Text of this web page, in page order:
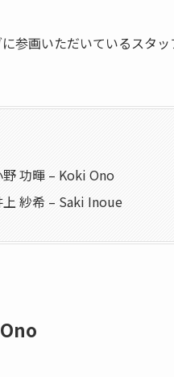
参画いただいているスタッ
功暉 – Koki Ono
紗希 – Saki Inoue